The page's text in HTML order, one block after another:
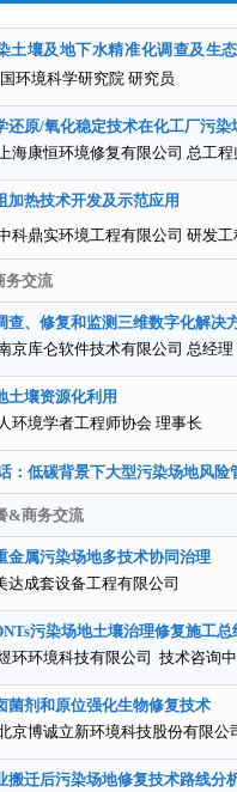
土壤及地下水精准化调查及生
环境科学研究院 研究员
还原/氧化稳定技术在化工厂污染
海康恒环境修复有限公司 总工程
加热技术开发及示范应用
科鼎实环境工程有限公司 研发工
务交流
查、修复和监测三维数字化解决
京库仑软件技术有限公司 总经理
土壤资源化利用
环境学者工程师协会 理事长
：低碳背景下大型污染场地风险
&商务交流
金属污染场地多技术协同治理
达成套设备工程有限公司
污染场地土壤治理修复施工总
环环境科技有限公司 技术咨询
菌剂和原位强化生物修复技术
京博诚立新环境科技股份有限公
搬迁后污染场地修复技术路线分